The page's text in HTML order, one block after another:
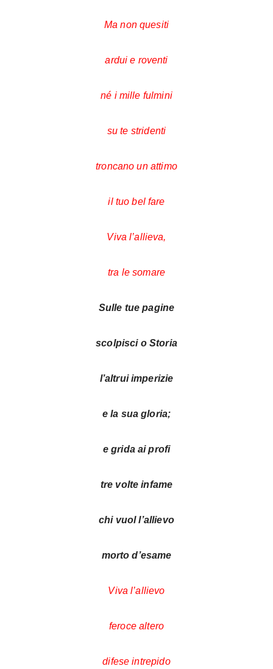
Ma non quesiti
ardui e roventi
né i mille fulmini
su te stridenti
troncano un attimo
il tuo bel fare
Viva l’allieva,
tra le somare
Sulle tue pagine
scolpisci o Storia
l’altrui imperizie
e la sua gloria;
e grida ai profi
tre volte infame
chi vuol l’allievo
morto d’esame
Viva l’allievo
feroce altero
difese intrepido